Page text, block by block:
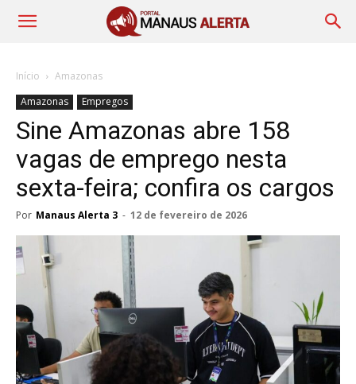
Início
Amazonas
Amazonas
Empregos
Sine Amazonas abre 158
vagas de emprego nesta
sexta-feira; confira os cargos
Por Manaus Alerta 3 - 12 de fevereiro de 2026